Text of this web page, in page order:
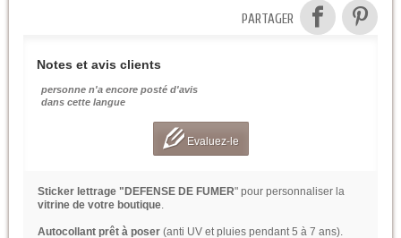
PARTAGER
Notes et avis clients
personne n'a encore posté d'avis
dans cette langue
Evaluez-le
Sticker lettrage "DEFENSE DE FUMER" pour personnaliser la
vitrine de votre boutique.
Autocollant prêt à poser (anti UV et pluies pendant 5 à 7 ans).